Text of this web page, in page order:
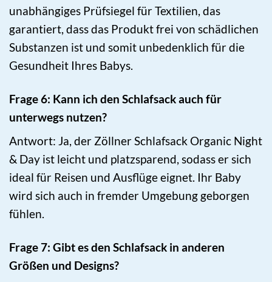
unabhängiges Prüfsiegel für Textilien, das
garantiert, dass das Produkt frei von schädlichen
Substanzen ist und somit unbedenklich für die
Gesundheit Ihres Babys.
Frage 6: Kann ich den Schlafsack auch für
unterwegs nutzen?
Antwort: Ja, der Zöllner Schlafsack Organic Night
& Day ist leicht und platzsparend, sodass er sich
ideal für Reisen und Ausflüge eignet. Ihr Baby
wird sich auch in fremder Umgebung geborgen
fühlen.
Frage 7: Gibt es den Schlafsack in anderen
Größen und Designs?